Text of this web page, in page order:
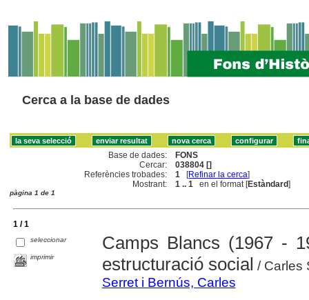
Cerca a la base de dades
Base de dades:
FONS
Cercar:
038804 []
Referències trobades:
1 [Refinar la cerca]
Mostrant:
1 .. 1 en el format [Estàndard]
pàgina 1 de 1
1 / 1
seleccionar
imprimir
Camps Blancs (1967 -
estructuració social / Carles
Serret i Bernús, Carles